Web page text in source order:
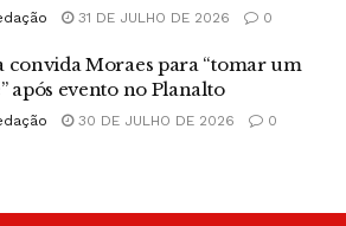
31 DE JULHO DE 2026 0
convida Moraes para “tomar um
após evento no Planalto
30 DE JULHO DE 2026 0